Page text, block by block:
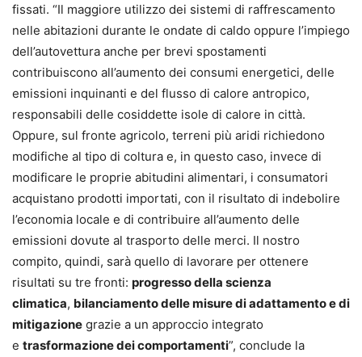
fissati. “Il maggiore utilizzo dei sistemi di raffrescamento
nelle abitazioni durante le ondate di caldo oppure l’impiego
dell’autovettura anche per brevi spostamenti
contribuiscono all’aumento dei consumi energetici, delle
emissioni inquinanti e del flusso di calore antropico,
responsabili delle cosiddette isole di calore in città.
Oppure, sul fronte agricolo, terreni più aridi richiedono
modifiche al tipo di coltura e, in questo caso, invece di
modificare le proprie abitudini alimentari, i consumatori
acquistano prodotti importati, con il risultato di indebolire
l’economia locale e di contribuire all’aumento delle
emissioni dovute al trasporto delle merci. Il nostro
compito, quindi, sarà quello di lavorare per ottenere
risultati su tre fronti: progresso della scienza
climatica, bilanciamento delle misure di adattamento e di
mitigazione grazie a un approccio integrato
e trasformazione dei comportamenti”, conclude la